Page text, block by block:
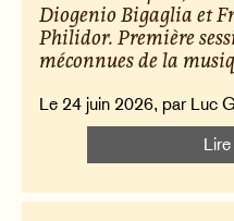
Diogenio Bigaglia et
Philidor. Première
méconnues de la
Le 24 juin 2026, par Luc
Lire